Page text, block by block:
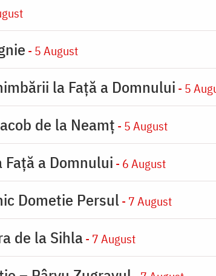
- 5 August
la Faţă a Domnului - 5
de la Neamț - 5 August
a Domnului - 6 August
Dometie Persul - 7 August
de la Sihla- 7 August